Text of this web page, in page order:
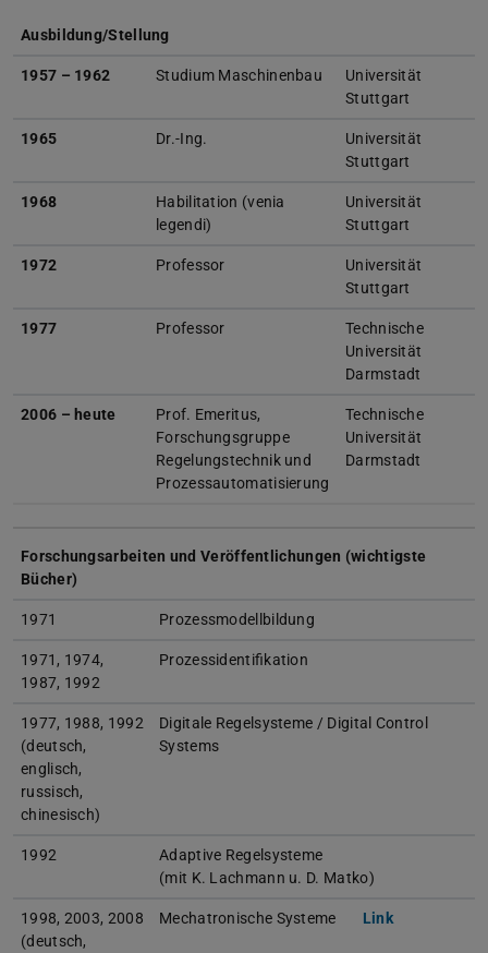
Ausbildung/Stellung
1957 – 1962 Studium Maschinenbau
Universität
Stuttgart
1965 Dr.-Ing.
Universität
Stuttgart
1968
Habilitation (venia
legendi)
Universität
Stuttgart
1972 Professor
Universität
Stuttgart
1977 Professor
Technische
Universität
Darmstadt
2006 – heute
Prof. Emeritus,
Forschungsgruppe
Regelungstechnik und
Prozessautomatisierung
Technische
Universität
Darmstadt
Forschungsarbeiten und Veröffentlichungen (wichtigste
Bücher)
1971 Prozessmodellbildung
1971, 1974,
1987, 1992
Prozessidentifikation
1977, 1988, 1992
(deutsch,
englisch,
russisch,
chinesisch)
Digitale Regelsysteme / Digital Control
Systems
1992
Adaptive Regelsysteme
(mit K. Lachmann u. D. Matko)
1998, 2003, 2008
(deutsch,
Mechatronische Systeme Link